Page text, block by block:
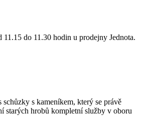
do 11.30 hodin u prodejny Jednota.
s kameníkem, který se právě
starých hrobů kompletní služby v oboru